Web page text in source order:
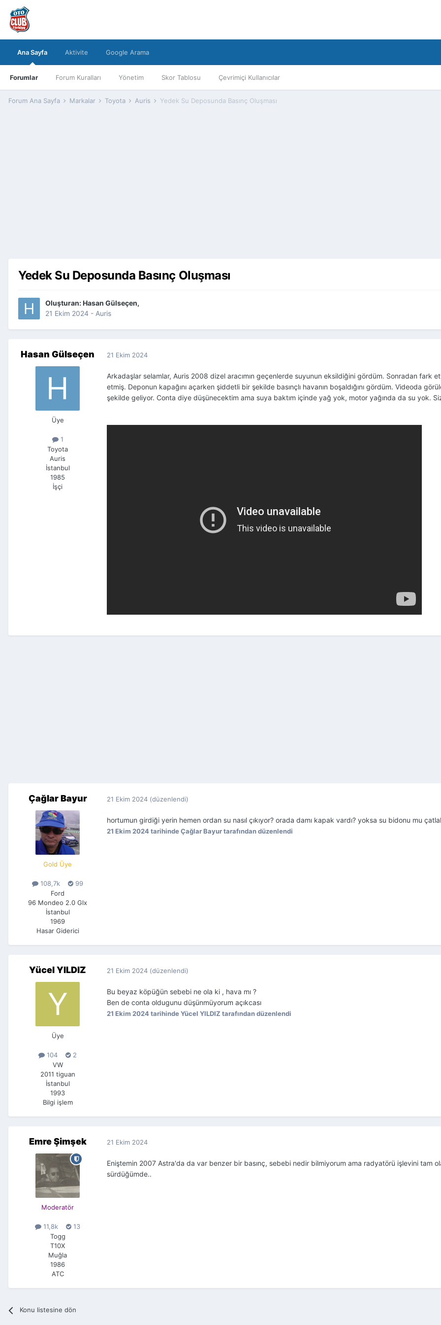
Ana Sayfa
Forumlar Forum Kuralları Yönetim Skor Tablosu Çevrimiçi Kullanıcılar
Aktivite Google Arama
Forum Ana Sayfa Markalar Toyota Auris Yedek Su Deposunda Basınç Oluşması
Yedek Su Deposunda Basınç Oluşması
Oluşturan:Hasan Gülseçen,
21 Ekim 2024 - Auris
Hasan Gülseçen
Üye
1
Toyota
Auris
İstanbul
1985
İşçi
21 Ekim 2024
Arkadaşlar selamlar, Auris 2008 dizel aracımın geçenlerde suyunun eksildiğini gördüm. Sonradan fark
etmiş. Deponun kapağını açarken şiddetli bir şekilde basınçlı havanın boşaldığını gördüm. Videoda
şekilde geliyor. Conta diye düşünecektim ama suya baktım içinde yağ yok, motor yağında da su yok.
Çağlar Bayur
Gold Üye
108,7k
99
Ford
96 Mondeo 2.0 Glx
İstanbul
1969
Hasar Giderici
21 Ekim 2024 (düzenlendi)
hortumun girdiği yerin hemen ordan su nasıl çıkıyor? orada damı kapak vardı? yoksa su bidonu mu
21 Ekim 2024tarihinde Çağlar Bayur tarafından düzenlendi
Yücel YILDIZ
Üye
104
2
VW
2011 tiguan
İstanbul
1993
Bilgi işlem
21 Ekim 2024 (düzenlendi)
Bu beyaz köpüğün sebebi ne ola ki , hava mı ?
Ben de conta oldugunu düşünmüyorum açıkcası
21 Ekim 2024tarihinde Yücel YILDIZ tarafından düzenlendi
Emre Şimşek
Moderatör
11,8k
13
Togg
T10X
Muğla
1986
ATC
21 Ekim 2024
Eniştemin 2007 Astra'da da var benzer bir basınç, sebebi nedir bilmiyorum ama radyatörü işlevini tam
sürdüğümde..
Konu listesine dön